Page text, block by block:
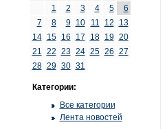
1
2 3 4 5
6
7
8 9 10 11 12
13
14
15 16 17 18 19 20
21 22 23 24 25 26 27
28 29 30 31
Категории:
Все категории
Лента новостей